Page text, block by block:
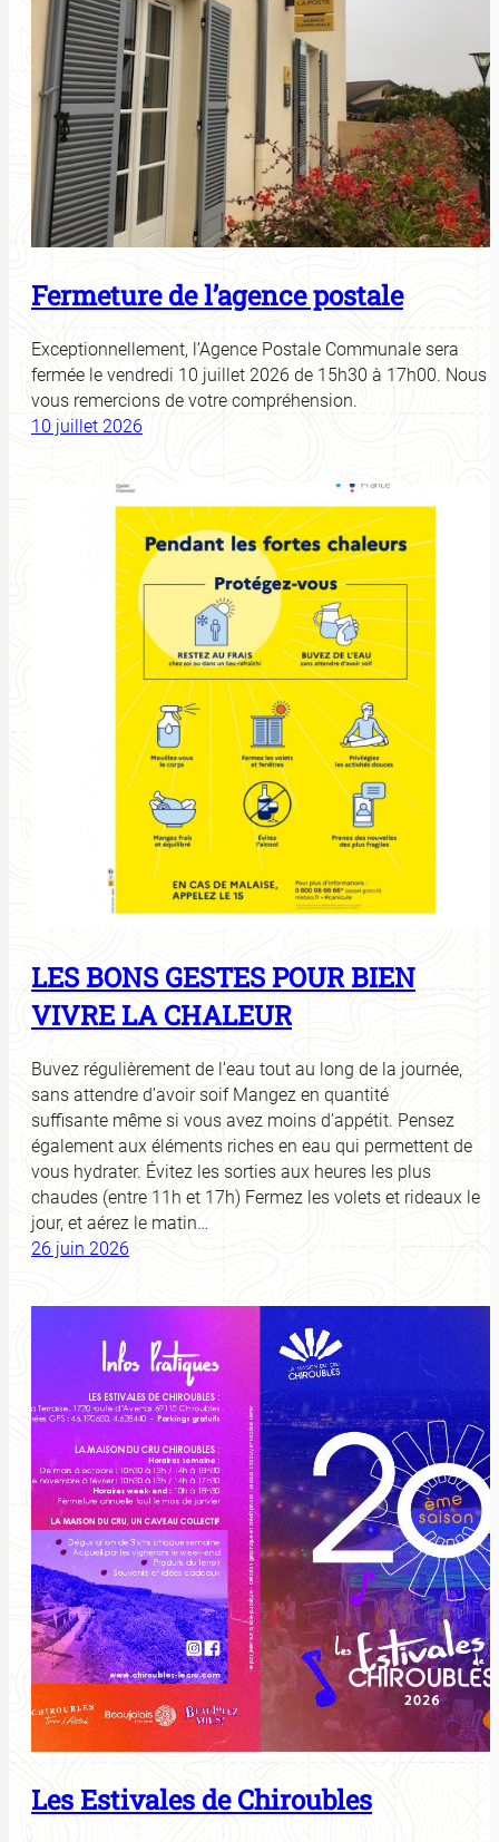
Fermeture de l’agence postale
Exceptionnellement, l’Agence Postale Communale sera
fermée le vendredi 10 juillet 2026 de 15h30 à 17h00. Nous
vous remercions de votre compréhension.
10 juillet 2026
LES BONS GESTES POUR BIEN
VIVRE LA CHALEUR
Buvez régulièrement de l’eau tout au long de la journée,
sans attendre d’avoir soif Mangez en quantité
suffisante même si vous avez moins d’appétit. Pensez
également aux éléments riches en eau qui permettent de
vous hydrater. Évitez les sorties aux heures les plus
chaudes (entre 11h et 17h) Fermez les volets et rideaux le
jour, et aérez le matin…
26 juin 2026
Les Estivales de Chiroubles